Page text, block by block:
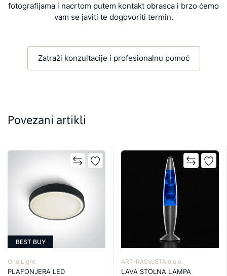
fotografijama i nacrtom putem kontakt obrasca i brzo ćemo
vam se javiti te dogovoriti termin.
Zatraži konzultacije i profesionalnu pomoć
Povezani artikli
BEST BUY
One Light
PLAFONJERA LED
ART-RASVJETA d.o.o.
LAVA STOLNA LAMPA